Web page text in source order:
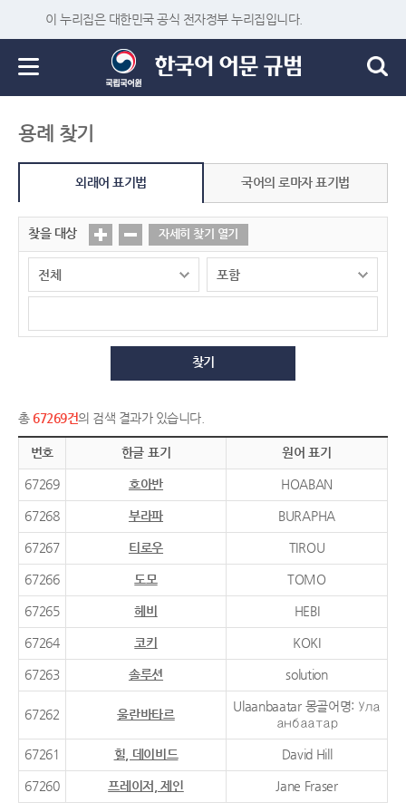
이 누리집은 대한민국 공식 전자정부 누리집입니다.
용례 찾기
외래어 표기법 국어의 로마자 표기법
찾을 대상 자세히 찾기 열기
찾기
총 67269건의 검색 결과가 있습니다.
번호 한글 표기 원어 표기
67269 호아반 HOABAN
67268 부라파 BURAPHA
67267 티로우 TIROU
67266 도모 TOMO
67265 헤비 HEBI
67264 코키 KOKI
67263 솔루션 solution
67262 울란바타르
Ulaanbaatar 몽골어명: Ула
анбаатар
67261 힐, 데이비드 David Hill
67260 프레이저, 제인 Jane Fraser